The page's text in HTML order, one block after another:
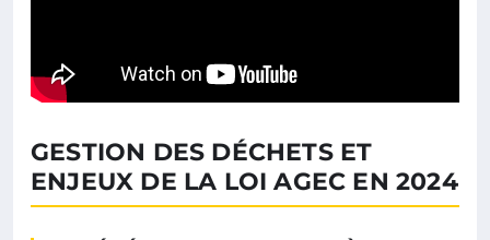
GESTION DES DÉCHETS ET
ENJEUX DE LA LOI AGEC EN 2024